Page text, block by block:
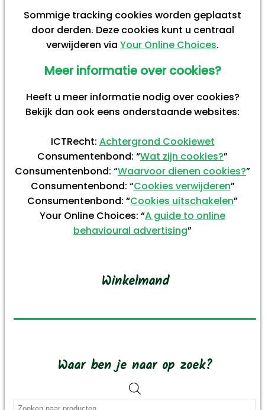
Sommige tracking cookies worden geplaatst
door derden. Deze cookies kunt u centraal
verwijderen via Your Online Choices.
Meer informatie over cookies?
Heeft u meer informatie nodig over cookies?
Bekijk dan ook eens onderstaande websites:
ICTRecht: Achtergrond Cookiewet
Consumentenbond: “Wat zijn cookies?”
Consumentenbond: “Waarvoor dienen cookies?”
Consumentenbond: “Cookies verwijderen”
Consumentenbond: “Cookies uitschakelen”
Your Online Choices: “A guide to online
behavioural advertising”
Winkelmand
Waar ben je naar op zoek?